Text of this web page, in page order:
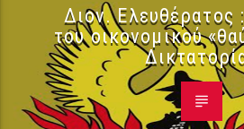
Διον.
του οικονομικού